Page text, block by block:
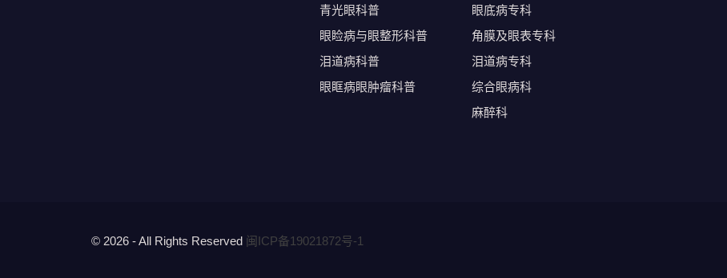
青光眼科普
眼睑病与眼整形科普
泪道病科普
眼眶病眼肿瘤科普
眼底病专科
角膜及眼表专科
泪道病专科
综合眼病科
麻醉科
© 2026 - All Rights Reserved 闽ICP备19021872号-1